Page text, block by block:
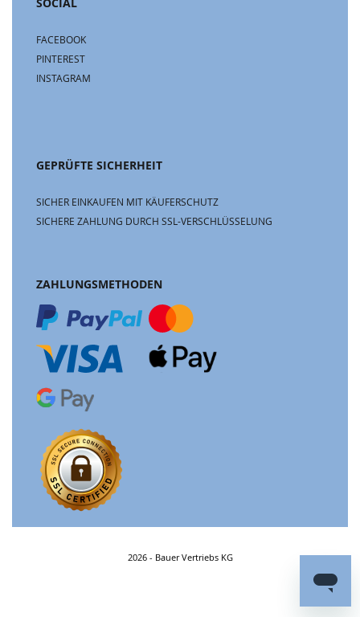
SOCIAL
FACEBOOK
PINTEREST
INSTAGRAM
GEPRÜFTE SICHERHEIT
SICHER EINKAUFEN MIT KÄUFERSCHUTZ
SICHERE ZAHLUNG DURCH SSL-VERSCHLÜSSELUNG
ZAHLUNGSMETHODEN
2026 - Bauer Vertriebs KG